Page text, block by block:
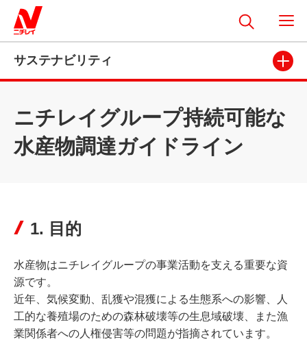
サステナビリティ
ニチレイグループ持続可能な
水産物調達ガイドライン
1. 目的
水産物はニチレイグループの事業活動を支える重要な資
源です。
近年、気候変動、乱獲や混獲による生態系への影響、人
工的な養殖場のための森林破壊等の生息域破壊、また漁
業関係者への人権侵害等の問題が指摘されています。